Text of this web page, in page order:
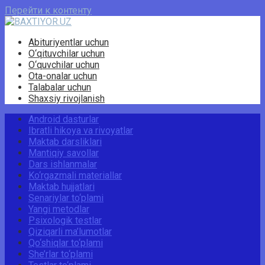
Перейти к контенту
Abituriyentlar uchun
O‘qituvchilar uchun
O‘quvchilar uchun
Ota-onalar uchun
Talabalar uchun
Shaxsiy rivojlanish
Android dasturlar
Ibratli hikoya va rivoyatlar
Maktab darsliklari
Mantiqiy savollar
Dars ishlanmalar
Ko‘rgazmali materiallar
Maktab hujjatlari
Senariylar to‘plami
Yangi metodlar
Psixologik testlar
Qiziqarli ma’lumotlar
Qo‘shiqlar to‘plami
She’rlar to‘plami